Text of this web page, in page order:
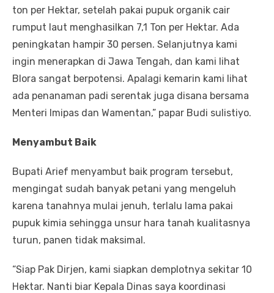
ton per Hektar, setelah pakai pupuk organik cair
rumput laut menghasilkan 7,1 Ton per Hektar. Ada
peningkatan hampir 30 persen. Selanjutnya kami
ingin menerapkan di Jawa Tengah, dan kami lihat
Blora sangat berpotensi. Apalagi kemarin kami lihat
ada penanaman padi serentak juga disana bersama
Menteri Imipas dan Wamentan,” papar Budi sulistiyo.
Menyambut Baik
Bupati Arief menyambut baik program tersebut,
mengingat sudah banyak petani yang mengeluh
karena tanahnya mulai jenuh, terlalu lama pakai
pupuk kimia sehingga unsur hara tanah kualitasnya
turun, panen tidak maksimal.
“Siap Pak Dirjen, kami siapkan demplotnya sekitar 10
Hektar. Nanti biar Kepala Dinas saya koordinasi